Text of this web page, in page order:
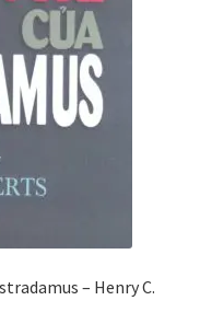
– Henry C.